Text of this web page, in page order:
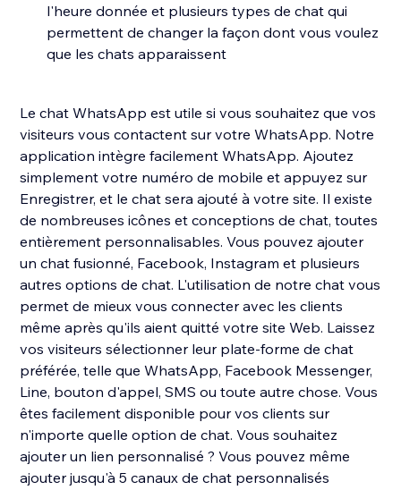
l'heure donnée et plusieurs types de chat qui
permettent de changer la façon dont vous voulez
que les chats apparaissent
Le chat WhatsApp est utile si vous souhaitez que vos
visiteurs vous contactent sur votre WhatsApp. Notre
application intègre facilement WhatsApp. Ajoutez
simplement votre numéro de mobile et appuyez sur
Enregistrer, et le chat sera ajouté à votre site. Il existe
de nombreuses icônes et conceptions de chat, toutes
entièrement personnalisables. Vous pouvez ajouter
un chat fusionné, Facebook, Instagram et plusieurs
autres options de chat. L'utilisation de notre chat vous
permet de mieux vous connecter avec les clients
même après qu'ils aient quitté votre site Web. Laissez
vos visiteurs sélectionner leur plate-forme de chat
préférée, telle que WhatsApp, Facebook Messenger,
Line, bouton d'appel, SMS ou toute autre chose. Vous
êtes facilement disponible pour vos clients sur
n'importe quelle option de chat. Vous souhaitez
ajouter un lien personnalisé ? Vous pouvez même
ajouter jusqu'à 5 canaux de chat personnalisés